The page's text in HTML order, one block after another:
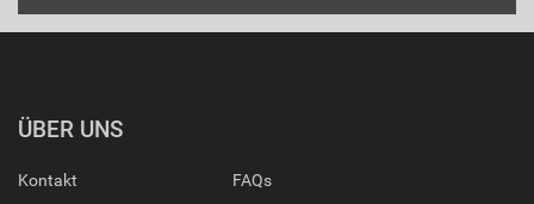
ÜBER UNS
Kontakt FAQs